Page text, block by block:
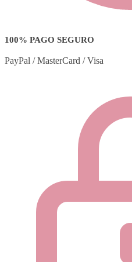
100% PAGO SEGURO
PayPal / MasterCard / Visa